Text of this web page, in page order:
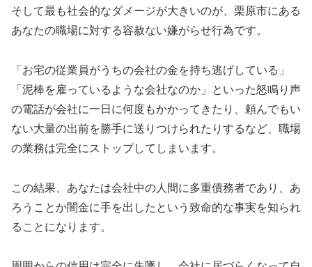
そして最も社会的なダメージが大きいのが、栗原市にある
あなたの職場に対する容赦ない嫌がらせ行為です。
「お宅の従業員がうちの会社の金を持ち逃げしている」
「泥棒を雇っているような会社なのか」といった怒鳴り声
の電話が会社に一日に何度もかかってきたり、頼んでもい
ない大量の出前を勝手に送りつけられたりするなど、職場
の業務は完全にストップしてしまいます。
この結果、あなたは会社中の人間に多重債務者であり、あ
ろうことか闇金に手を出したという致命的な事実を知られ
ることになります。